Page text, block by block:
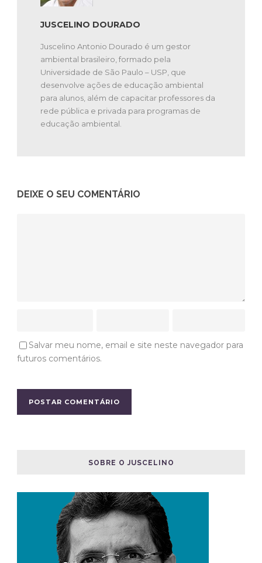
JUSCELINO DOURADO
Juscelino Antonio Dourado é um gestor
ambiental brasileiro, formado pela
Universidade de São Paulo – USP, que
desenvolve ações de educação ambiental
para alunos, além de capacitar professores da
rede pública e privada para programas de
educação ambiental.
DEIXE O SEU COMENTÁRIO
Salvar meu nome, email e site neste navegador para
futuros comentários.
SOBRE O JUSCELINO